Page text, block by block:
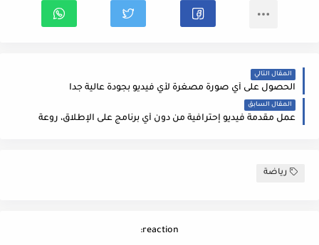
المقال التالي
الحصول على أي صورة مصغرة لأي فيديو بجودة عالية جدا
المقال السابق
عمل مقدمة فيديو إحترافية من دون أي برنامج على الإطلاق، روعة
رياضة
reaction: